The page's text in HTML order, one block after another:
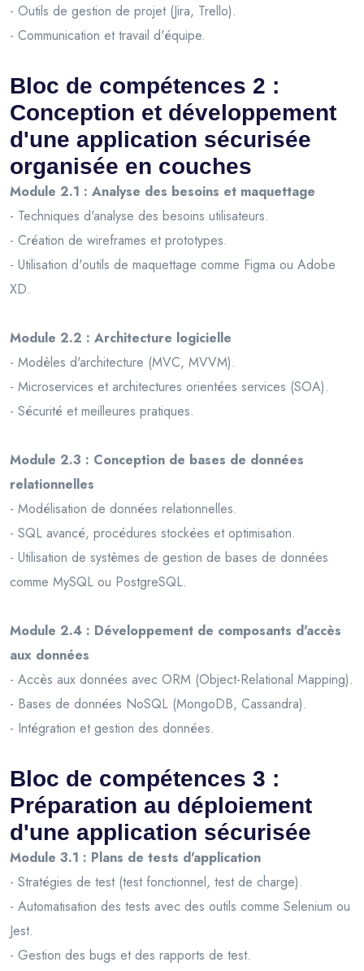
- Outils de gestion de projet (Jira, Trello).
- Communication et travail d'équipe.
Bloc de compétences 2 :
Conception et développement
d'une application sécurisée
organisée en couches
Module 2.1 : Analyse des besoins et maquettage
- Techniques d'analyse des besoins utilisateurs.
- Création de wireframes et prototypes.
- Utilisation d'outils de maquettage comme Figma ou Adobe
XD.
Module 2.2 : Architecture logicielle
- Modèles d'architecture (MVC, MVVM).
- Microservices et architectures orientées services (SOA).
- Sécurité et meilleures pratiques.
Module 2.3 : Conception de bases de données
relationnelles
- Modélisation de données relationnelles.
- SQL avancé, procédures stockées et optimisation.
- Utilisation de systèmes de gestion de bases de données
comme MySQL ou PostgreSQL.
Module 2.4 : Développement de composants d'accès
aux données
- Accès aux données avec ORM (Object-Relational Mapping).
- Bases de données NoSQL (MongoDB, Cassandra).
- Intégration et gestion des données.
Bloc de compétences 3 :
Préparation au déploiement
d'une application sécurisée
Module 3.1 : Plans de tests d'application
- Stratégies de test (test fonctionnel, test de charge).
- Automatisation des tests avec des outils comme Selenium ou
Jest.
- Gestion des bugs et des rapports de test.